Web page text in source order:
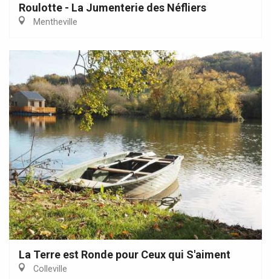
Roulotte - La Jumenterie des Néfliers
Mentheville
La Terre est Ronde pour Ceux qui S'aiment
Colleville